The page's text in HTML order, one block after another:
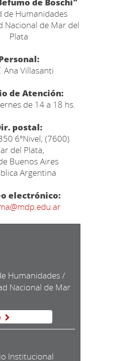
de Humanidades
Nacional de Mar del
Plata
Ana Villasanti
de Atención:
de 14 a 18 hs.
postal:
6ºNivel, (7600)
del Plata,
Buenos Aires
Argentina
electrónico:
Humanidades /
Nacional de Mar
Institucional